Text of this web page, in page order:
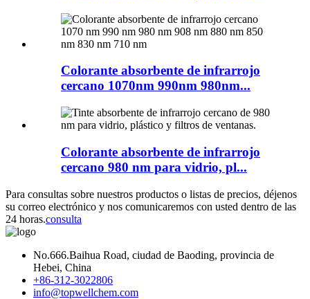
Colorante absorbente de infrarrojo
cercano 1070nm 990nm 980nm...
Colorante absorbente de infrarrojo
cercano 980 nm para vidrio, pl...
Para consultas sobre nuestros productos o listas de precios, déjenos
su correo electrónico y nos comunicaremos con usted dentro de las
24 horas.consulta
No.666.Baihua Road, ciudad de Baoding, provincia de
Hebei, China
+86-312-3022806
info@topwellchem.com